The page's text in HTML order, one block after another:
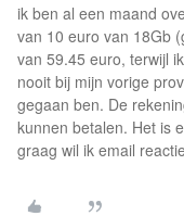
ik ben al een maand
van 10 euro van 18Gb
van 59.45 euro, terwijl
nooit bij mijn vorige
gegaan ben. De
kunnen betalen. Het is
graag wil ik email